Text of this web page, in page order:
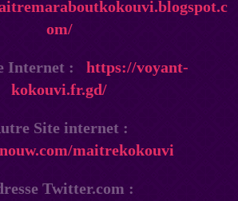
om/
Internet : https://voyant-
kokouvi.fr.gd/
Site internet :
maitrekokouvi
Twitter.com :